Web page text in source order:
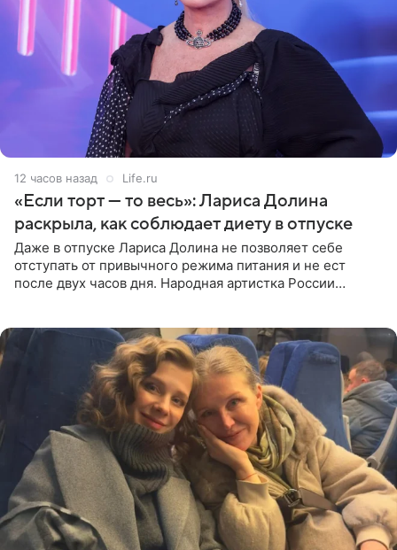
12 часов назад Life.ru
«Если торт — то весь»: Лариса Долина
раскрыла, как соблюдает диету в отпуске
Даже в отпуске Лариса Долина не позволяет себе
отступать от привычного режима питания и не ест
после двух часов дня. Народная артистка России